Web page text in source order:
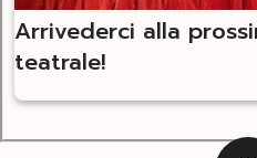
Arrivederci alla
teatrale!